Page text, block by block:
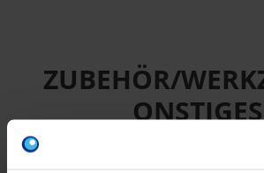
ZUBEHÖR/
ONSTIGES